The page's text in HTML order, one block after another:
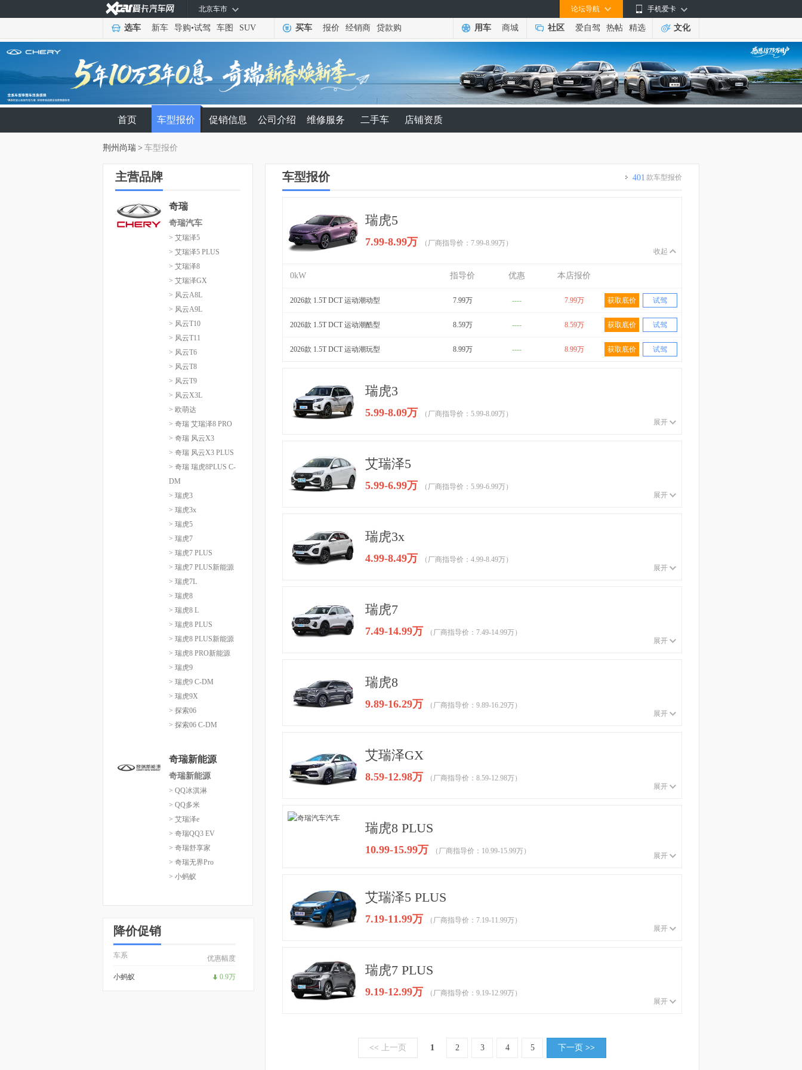
手机爱卡
论坛导航
北京车市
选车 新车 导购•试驾 车图 SUV 买车 报价 经销商 贷款购 用车 商城 社区 爱自驾 热帖 精选 文化
首页 车型报价 促销信息 公司介绍 维修服务 二手车 店铺资质
荆州尚瑞 > 车型报价
主营品牌
奇瑞
奇瑞汽车
> 艾瑞泽5
> 艾瑞泽5 PLUS
> 艾瑞泽8
> 艾瑞泽GX
> 风云A8L
> 风云A9L
> 风云T10
> 风云T11
> 风云T6
> 风云T8
> 风云T9
> 风云X3L
> 欧萌达
> 奇瑞 艾瑞泽8 PRO
> 奇瑞 风云X3
> 奇瑞 风云X3 PLUS
> 奇瑞 瑞虎8PLUS C-
DM
> 瑞虎3
> 瑞虎3x
> 瑞虎5
> 瑞虎7
> 瑞虎7 PLUS
> 瑞虎7 PLUS新能源
> 瑞虎7L
> 瑞虎8
> 瑞虎8 L
> 瑞虎8 PLUS
> 瑞虎8 PLUS新能源
> 瑞虎8 PRO新能源
> 瑞虎9
> 瑞虎9 C-DM
> 瑞虎9X
> 探索06
> 探索06 C-DM
奇瑞新能源
奇瑞新能源
> QQ冰淇淋
> QQ多米
> 艾瑞泽e
> 奇瑞QQ3 EV
> 奇瑞舒享家
> 奇瑞无界Pro
> 小蚂蚁
降价促销
车系 优惠幅度
小蚂蚁 0.9万
车型报价 401 款车型报价
瑞虎5
7.99-8.99万
（厂商指导价：7.99-8.99万）
收起
0kW 指导价 优惠 本店报价
2026款 1.5T DCT 运动潮动型 7.99万 ---- 7.99万 获取底价 试驾
2026款 1.5T DCT 运动潮酷型 8.59万 ---- 8.59万 获取底价 试驾
2026款 1.5T DCT 运动潮玩型 8.99万 ---- 8.99万 获取底价 试驾
瑞虎3
5.99-8.09万
（厂商指导价：5.99-8.09万）
展开
艾瑞泽5
5.99-6.99万
（厂商指导价：5.99-6.99万）
展开
瑞虎3x
4.99-8.49万
（厂商指导价：4.99-8.49万）
展开
瑞虎7
7.49-14.99万
（厂商指导价：7.49-14.99万）
展开
瑞虎8
9.89-16.29万
（厂商指导价：9.89-16.29万）
展开
艾瑞泽GX
8.59-12.98万
（厂商指导价：8.59-12.98万）
展开
瑞虎8 PLUS
10.99-15.99万 （厂商指导价：10.99-15.99万）
展开
艾瑞泽5 PLUS
7.19-11.99万
（厂商指导价：7.19-11.99万）
展开
瑞虎7 PLUS
9.19-12.99万
（厂商指导价：9.19-12.99万）
展开
<< 上一页 1 2 3 4 5 下一页 >>